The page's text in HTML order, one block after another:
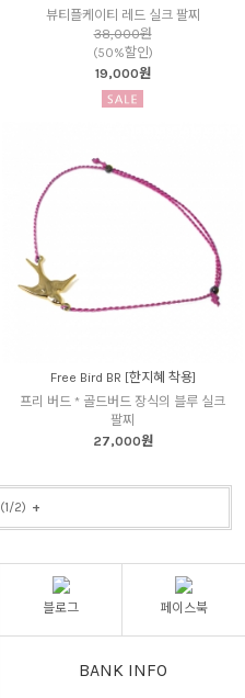
뷰티플케이티 레드 실크 팔찌
38,000원
(50%할인)
19,000원
Free Bird BR [한지혜 착용]
프리 버드 * 골드버드 장식의 블루 실크
팔찌
27,000원
(1/2) +
블로그 페이스북
BANK INFO